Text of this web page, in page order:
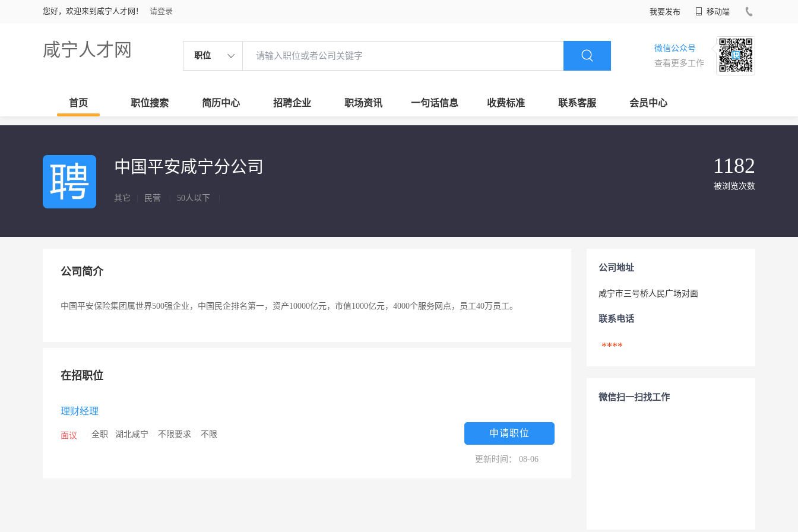
您好，欢迎来到咸宁人才网！ 请登录 我要发布 移动端
咸宁人才网 职位
微信公众号
查看更多工作
首页 职位搜索 简历中心 招聘企业 职场资讯 一句话信息 收费标准 联系客服 会员中心
中国平安咸宁分公司
其它 民营 50人以下
1182
被浏览次数
公司简介
中国平安保险集团属世界500强企业，中国民企排名第一，资产10000亿元，市值1000亿元，4000个服务网点，员工40万员工。
在招职位
理财经理
面议 全职 湖北咸宁 不限要求 不限 申请职位
更新时间： 08-06
公司地址
咸宁市三号桥人民广场对面
联系电话
****
微信扫一扫找工作